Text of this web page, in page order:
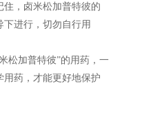
，卤米松加普特彼的
进行，切勿自行用
松加普特彼”的用药，一
用药，才能更好地保护